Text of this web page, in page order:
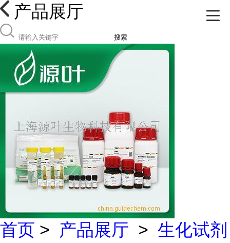
产品展厅
搜索
首页 > 产品展厅 > 生化试剂